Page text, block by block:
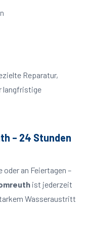
Reparatur,
langfristige
– 24 Stunden
oder an Feiertagen –
ist jederzeit
Wasseraustritt